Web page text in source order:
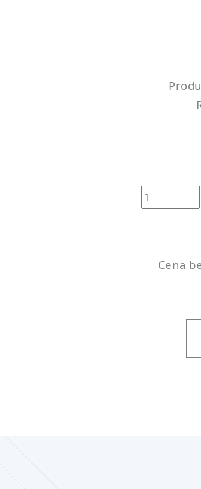
Cena